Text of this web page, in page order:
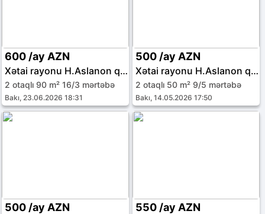
600 /ay AZN
Xətai rayonu H.Aslanon qəs.
2 otaqlı 90 m² 16/3 mərtəbə
Bakı, 23.06.2026 18:31
500 /ay AZN
Xətai rayonu H.Aslanon qəs.
2 otaqlı 50 m² 9/5 mərtəbə
Bakı, 14.05.2026 17:50
500 /ay AZN 550 /ay AZN